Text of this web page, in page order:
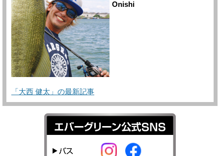
Onishi
「大西 健太」の最新記事